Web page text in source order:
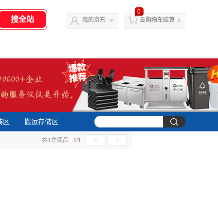
我的京东
0
去购物车结算
区 搬运存储区
1/1 < >
共1件商品